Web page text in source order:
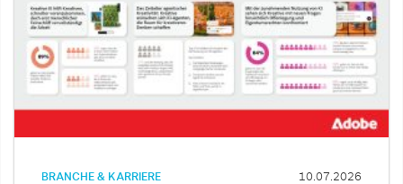
BRANCHE & KARRIERE 10.07.2026